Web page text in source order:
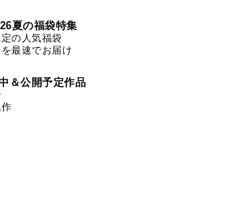
夏の福袋特集
の人気福袋
最速でお届け
＆公開予定作品